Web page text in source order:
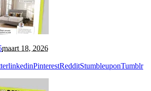
maart 18, 2026
linkedinPinterestRedditStumbleuponTumblr